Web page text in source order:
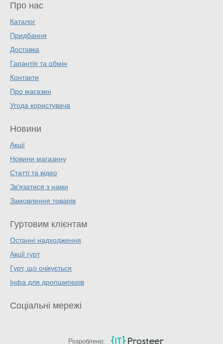
Про нас
Каталог
Придбання
Доставка
Гарантія та обмін
Контакти
Про магазин
Угода користувача
Новини
Акції
Новини магазину
Статті та відео
Зв'язатися з нами
Замовлення товарів
Гуртовим клієнтам
Останні надходження
Акції гурт
Гурт, що очікується
Інфа для дропшиперів
Соціальні мережі
Розроблено: